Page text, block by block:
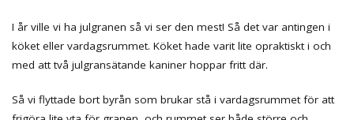
I år ville vi ha julgranen så vi ser den mest! Så det var antingen i
köket eller vardagsrummet. Köket hade varit lite opraktiskt i och
med att två julgransätande kaniner hoppar fritt där.
Så vi flyttade bort byrån som brukar stå i vardagsrummet för att